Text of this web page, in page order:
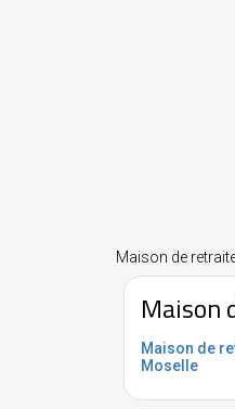
Maison de
Maison
Maison de
Moselle